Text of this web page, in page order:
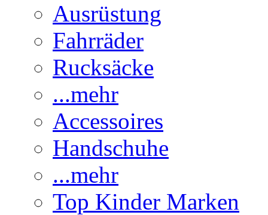
Ausrüstung
Fahrräder
Rucksäcke
...mehr
Accessoires
Handschuhe
...mehr
Top Kinder Marken